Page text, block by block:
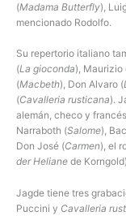
(Madama Butterfly),
mencionado Rodolfo.
Su repertorio italiano
(La gioconda), Maurizio
(Macbeth), Don Alvaro (
(Cavalleria rusticana).
alemán, checo y
Narraboth (Salome),
Don José (Carmen), el
der Heliane de
Jagde tiene tres
Puccini y Cavalleria